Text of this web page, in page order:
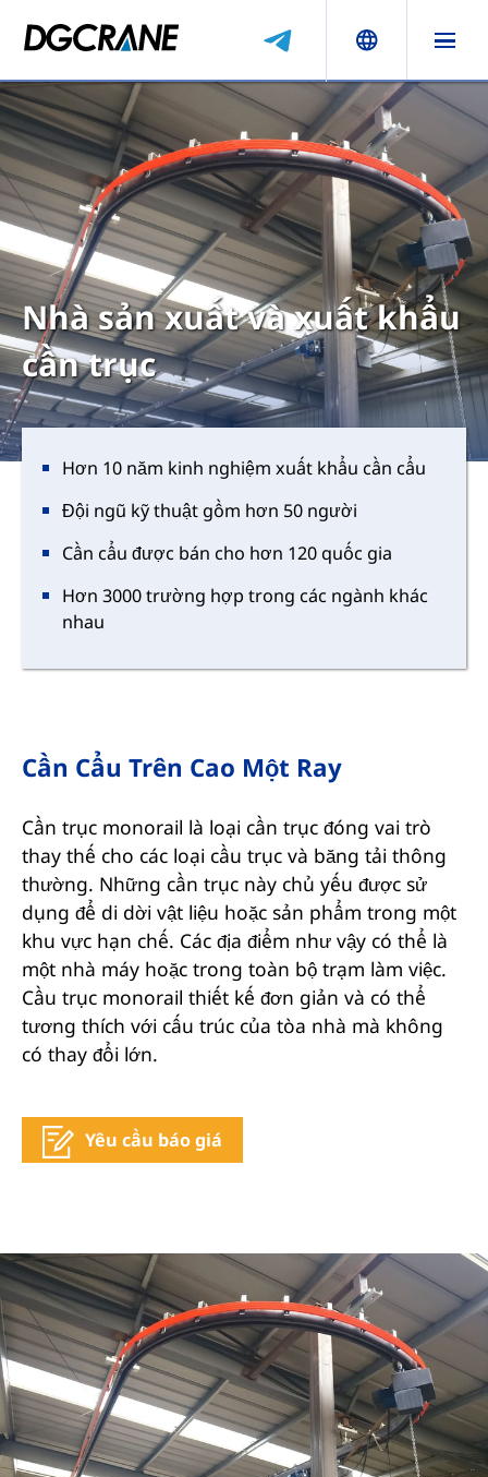
Nhà sản xuất và xuất khẩu
cần trục
Hơn 10 năm kinh nghiệm xuất khẩu cần cẩu
Đội ngũ kỹ thuật gồm hơn 50 người
Cần cẩu được bán cho hơn 120 quốc gia
Hơn 3000 trường hợp trong các ngành khác
nhau
Cần Cẩu Trên Cao Một Ray
Cần trục monorail là loại cần trục đóng vai trò
thay thế cho các loại cầu trục và băng tải thông
thường. Những cần trục này chủ yếu được sử
dụng để di dời vật liệu hoặc sản phẩm trong một
khu vực hạn chế. Các địa điểm như vậy có thể là
một nhà máy hoặc trong toàn bộ trạm làm việc.
Cầu trục monorail thiết kế đơn giản và có thể
tương thích với cấu trúc của tòa nhà mà không
có thay đổi lớn.
Yêu cầu báo giá